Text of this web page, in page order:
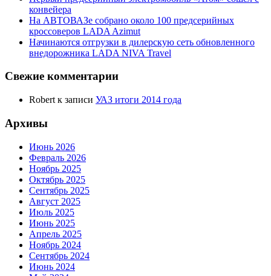
конвейера
На АВТОВАЗе собрано около 100 предсерийных
кроссоверов LADA Azimut
Начинаются отгрузки в дилерскую сеть обновленного
внедорожника LADA NIVA Travel
Свежие комментарии
Robert к записи УАЗ итоги 2014 года
Архивы
Июнь 2026
Февраль 2026
Ноябрь 2025
Октябрь 2025
Сентябрь 2025
Август 2025
Июль 2025
Июнь 2025
Апрель 2025
Ноябрь 2024
Сентябрь 2024
Июнь 2024